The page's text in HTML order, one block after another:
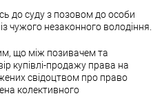
до суду з позовом до особи
чужого незаконного володіння.
що між позивачем та
купівлі-продажу права на
свідоцтвом про право
колективного